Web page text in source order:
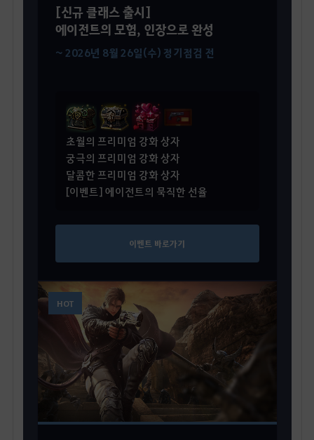
[신규 클래스 출시]
에이전트의 모험, 인장으로 완성
~ 2026년 8월 26일(수) 정기점검 전
초월의 프리미엄 강화 상자
궁극의 프리미엄 강화 상자
달콤한 프리미엄 강화 상자
[이벤트] 에이전트의 묵직한 선율
이벤트 바로가기
HOT